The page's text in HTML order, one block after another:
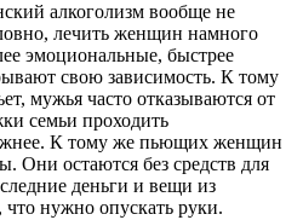
алкоголизм вообще не
лечить женщин намного
эмоциональные, быстрее
свою зависимость. К тому
мужья часто отказываются от
семьи проходить
К тому же пьющих женщин
Они остаются без средств для
деньги и вещи из
нужно опускать руки.